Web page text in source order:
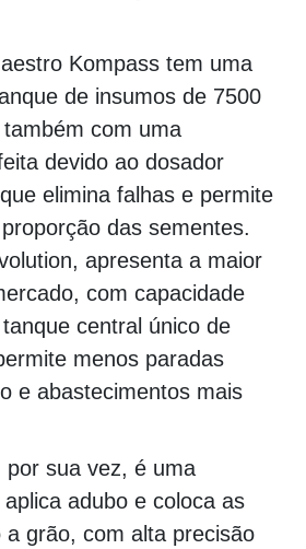
Kompass tem uma
de insumos de 7500
com uma
devido ao dosador
elimina falhas e permite
das sementes.
apresenta a maior
com capacidade
central único de
menos paradas
e abastecimentos mais
por sua vez, é uma
adubo e coloca as
grão, com alta precisão